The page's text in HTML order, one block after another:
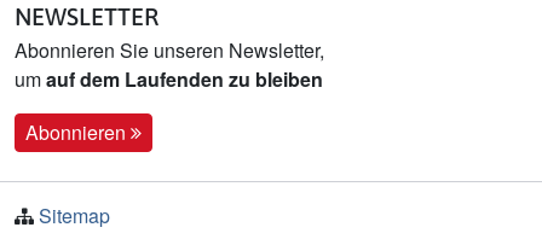
NEWSLETTER
Abonnieren Sie unseren Newsletter,
umauf dem Laufenden zu bleiben
Abonnieren
Sitemap